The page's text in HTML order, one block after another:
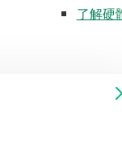
了解硬